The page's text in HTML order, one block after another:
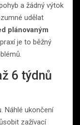
a žádný výtok
udělat
plánovaným
je to běžný
6 týdnů
Náhlé ukončení
zažívací